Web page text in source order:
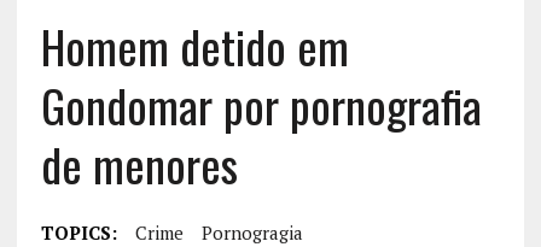
Homem detido em
Gondomar por pornografia
de menores
TOPICS: Crime Pornogragia